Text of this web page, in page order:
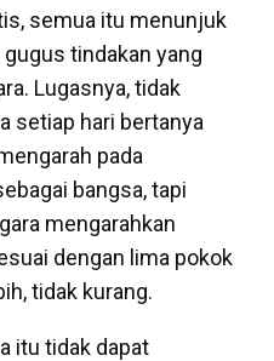
semua itu menunjuk
tindakan yang
Lugasnya, tidak
setiap hari bertanya
pada
bangsa, tapi
mengarahkan
dengan lima pokok
tidak kurang.
itu tidak dapat